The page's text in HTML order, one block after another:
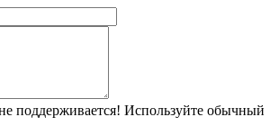
поддерживается! Используйте обычный